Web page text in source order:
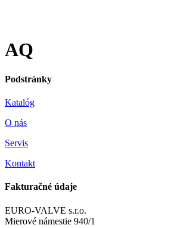
AQ
Podstránky
Katalóg
O nás
Servis
Kontakt
Fakturačné údaje
EURO-VALVE s.r.o.
Mierové námestie 940/1